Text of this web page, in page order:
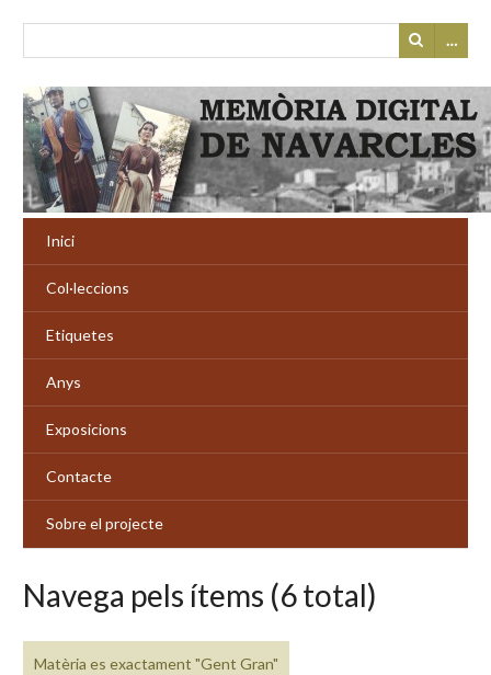
…
Inici
Col·leccions
Etiquetes
Anys
Exposicions
Contacte
Sobre el projecte
Navega pels ítems (6 total)
Matèria es exactament "Gent Gran"